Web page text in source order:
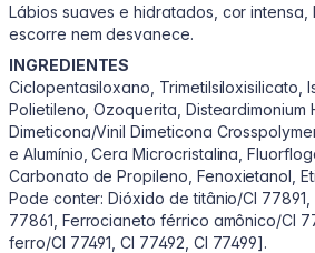
Lábios suaves e hidratados, cor
escorre nem desvanece.
INGREDIENTES
Ciclopentasiloxano, Trimetilsiloxisilicato,
Polietileno, Ozoquerita, Disteardimonium
Dimeticona/Vinil Dimeticona
e Alumínio, Cera Microcristalina,
Carbonato de Propileno, Fenoxietanol,
Pode conter: Dióxido de titânio/CI
77861, Ferrocianeto férrico amônico/CI
ferro/CI 77491, CI 77492, CI 77499].